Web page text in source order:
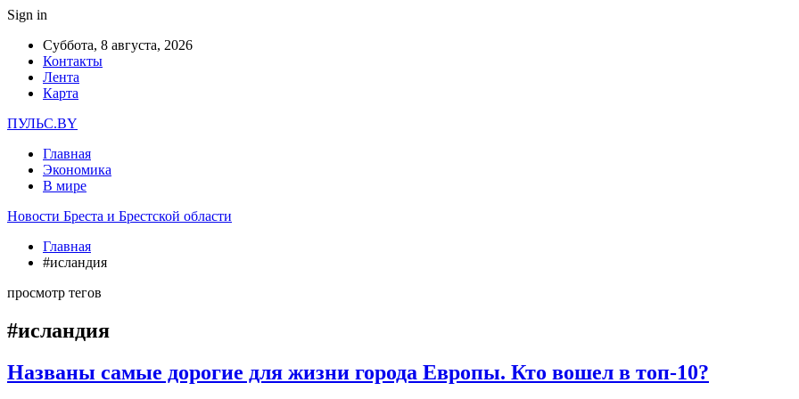
Sign in
Суббота, 8 августа, 2026
Контакты
Лента
Карта
ПУЛЬС.BY
Главная
Экономика
В мире
Новости Бреста и Брестской области
Главная
#исландия
просмотр тегов
#исландия
Названы самые дорогие для жизни города Европы. Кто вошел в топ-10?